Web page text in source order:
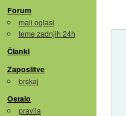
Forum
mali oglasi
teme zadnjih 24h
Članki
Zaposlitve
brskaj
Ostalo
pravila